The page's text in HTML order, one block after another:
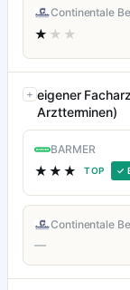
Continentale
★ ★★
eigener
Arztterminen)
BARMER
★★★ TOP ✓
Continentale
—